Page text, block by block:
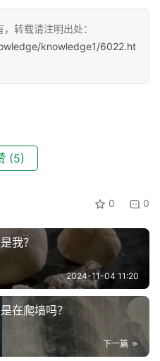
转载请注明出处：
knowledge1/6022.ht
(5)
0 0
我？
2024-11-04 11:20
在爬墙吗？
下一篇